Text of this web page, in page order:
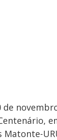
de
Matonte-